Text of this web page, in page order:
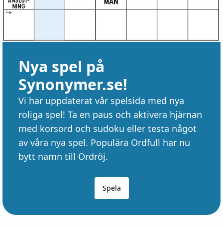
Nya spel på
Synonymer.se!
Vi har uppdaterat vår spelsida med nya
roliga spel! Ta en paus och aktivera hjärnan
med korsord och sudoku eller testa något
av våra nya spel. Populära Ordfull har nu
bytt namn till Ordröj.
Spela